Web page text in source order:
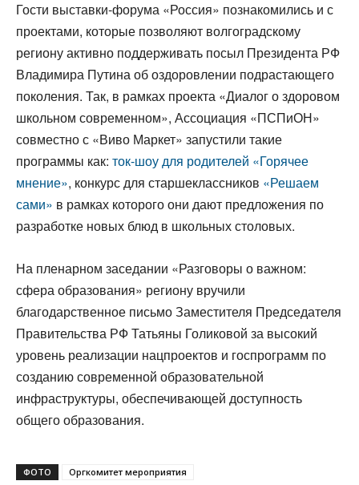
Гости выставки-форума «Россия» познакомились и с
проектами, которые позволяют волгоградскому
региону активно поддерживать посыл Президента РФ
Владимира Путина об оздоровлении подрастающего
поколения. Так, в рамках проекта «Диалог о здоровом
школьном современном», Ассоциация «ПСПиОН»
совместно с «Виво Маркет» запустили такие
программы как: ток-шоу для родителей «Горячее
мнение», конкурс для старшеклассников «Решаем
сами» в рамках которого они дают предложения по
разработке новых блюд в школьных столовых.
На пленарном заседании «Разговоры о важном:
сфера образования» региону вручили
благодарственное письмо Заместителя Председателя
Правительства РФ Татьяны Голиковой за высокий
уровень реализации нацпроектов и госпрограмм по
созданию современной образовательной
инфраструктуры, обеспечивающей доступность
общего образования.
ФОТО Оргкомитет мероприятия